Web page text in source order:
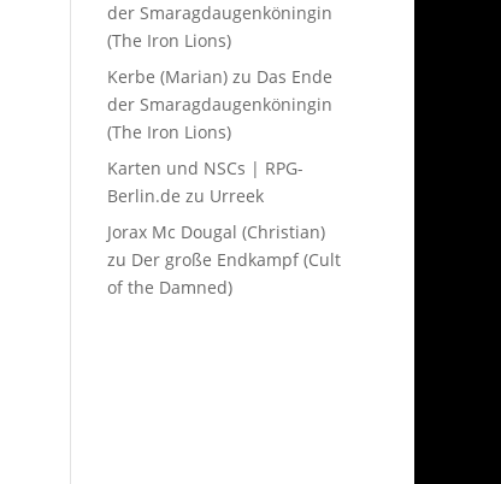
der Smaragdaugenköningin
(The Iron Lions)
Kerbe (Marian)zu Das Ende
der Smaragdaugenköningin
(The Iron Lions)
Karten und NSCs | RPG-
Berlin.de zu Urreek
Jorax Mc Dougal (Christian)
zu Der große Endkampf (Cult
of the Damned)